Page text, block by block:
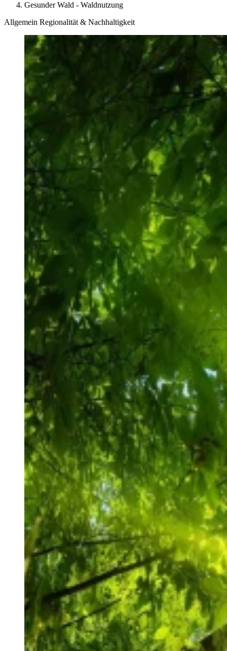
Gesunder Wald - Waldnutzung
Allgemein Regionalität & Nachhaltigkeit